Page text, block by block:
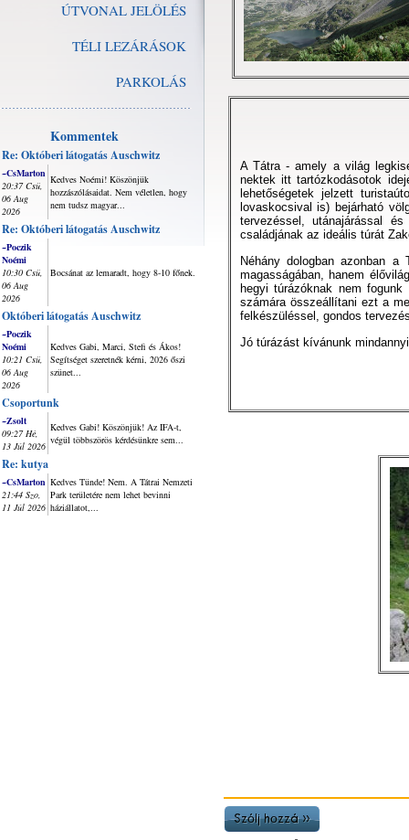
ÚTVONAL JELÖLÉS
TÉLI LEZÁRÁSOK
PARKOLÁS
Kommentek
Re: Októberi látogatás Auschwitz
~CsMarton
20:37 Csü,
06 Aug
2026
Kedves Noémi! Köszönjük
hozzászólásaidat. Nem véletlen, hogy
nem tudsz magyar...
Re: Októberi látogatás Auschwitz
~Poczik
Noémi
10:30 Csü,
06 Aug
2026
Bocsánat az lemaradt, hogy 8-10 főnek.
Októberi látogatás Auschwitz
~Poczik
Noémi
10:21 Csü,
06 Aug
2026
Kedves Gabi, Marci, Stefi és Ákos!
Segítséget szeretnék kérni, 2026 őszi
szünet...
Csoportunk
~Zsolt
09:27 Hé,
13 Júl 2026
Kedves Gabi! Köszönjük! Az IFA-t,
végül többszörös kérdésünkre sem...
Re: kutya
~CsMarton
21:44 Szo,
11 Júl 2026
Kedves Tünde! Nem. A Tátrai Nemzeti
Park területére nem lehet bevinni
háziállatot,...
A Tátra - amely a világ
nektek itt tartózkodásotok
lehetőségetek jelzett
lovaskocsival is) bejárható
tervezéssel, utánajárással
családjának az ideális túrát
Néhány dologban azonban
magasságában, hanem
hegyi túrázóknak nem
számára összeállítani ezt a
felkészüléssel, gondos
Jó túrázást kívánunk